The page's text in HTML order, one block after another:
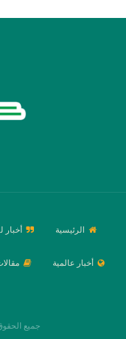
الرئيسية أخبار
أخبار عالمية
جميع الحقوق